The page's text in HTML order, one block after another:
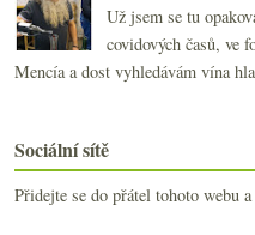
Už jsem se tu
covidových časů, ve
Mencía a dost vyhledávám vína
Sociální sítě
Přidejte se do přátel tohoto webu